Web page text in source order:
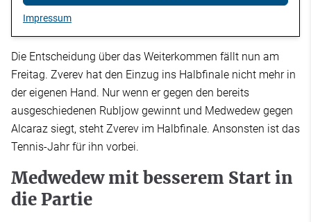
Impressum
Die Entscheidung über das Weiterkommen fällt nun am
Freitag. Zverev hat den Einzug ins Halbfinale nicht mehr in
der eigenen Hand. Nur wenn er gegen den bereits
ausgeschiedenen Rubljow gewinnt und Medwedew gegen
Alcaraz siegt, steht Zverev im Halbfinale. Ansonsten ist das
Tennis-Jahr für ihn vorbei.
Medwedew mit besserem Start in
die Partie